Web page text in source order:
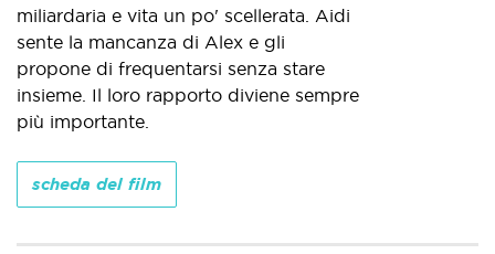
miliardaria e vita un po' scellerata. Aidi
sente la mancanza di Alex e gli
propone di frequentarsi senza stare
insieme. Il loro rapporto diviene sempre
più importante.
scheda del film